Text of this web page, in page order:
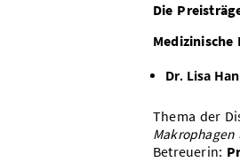
Die
Medizinische
Dr. Lisa
Thema der
Betreuerin: